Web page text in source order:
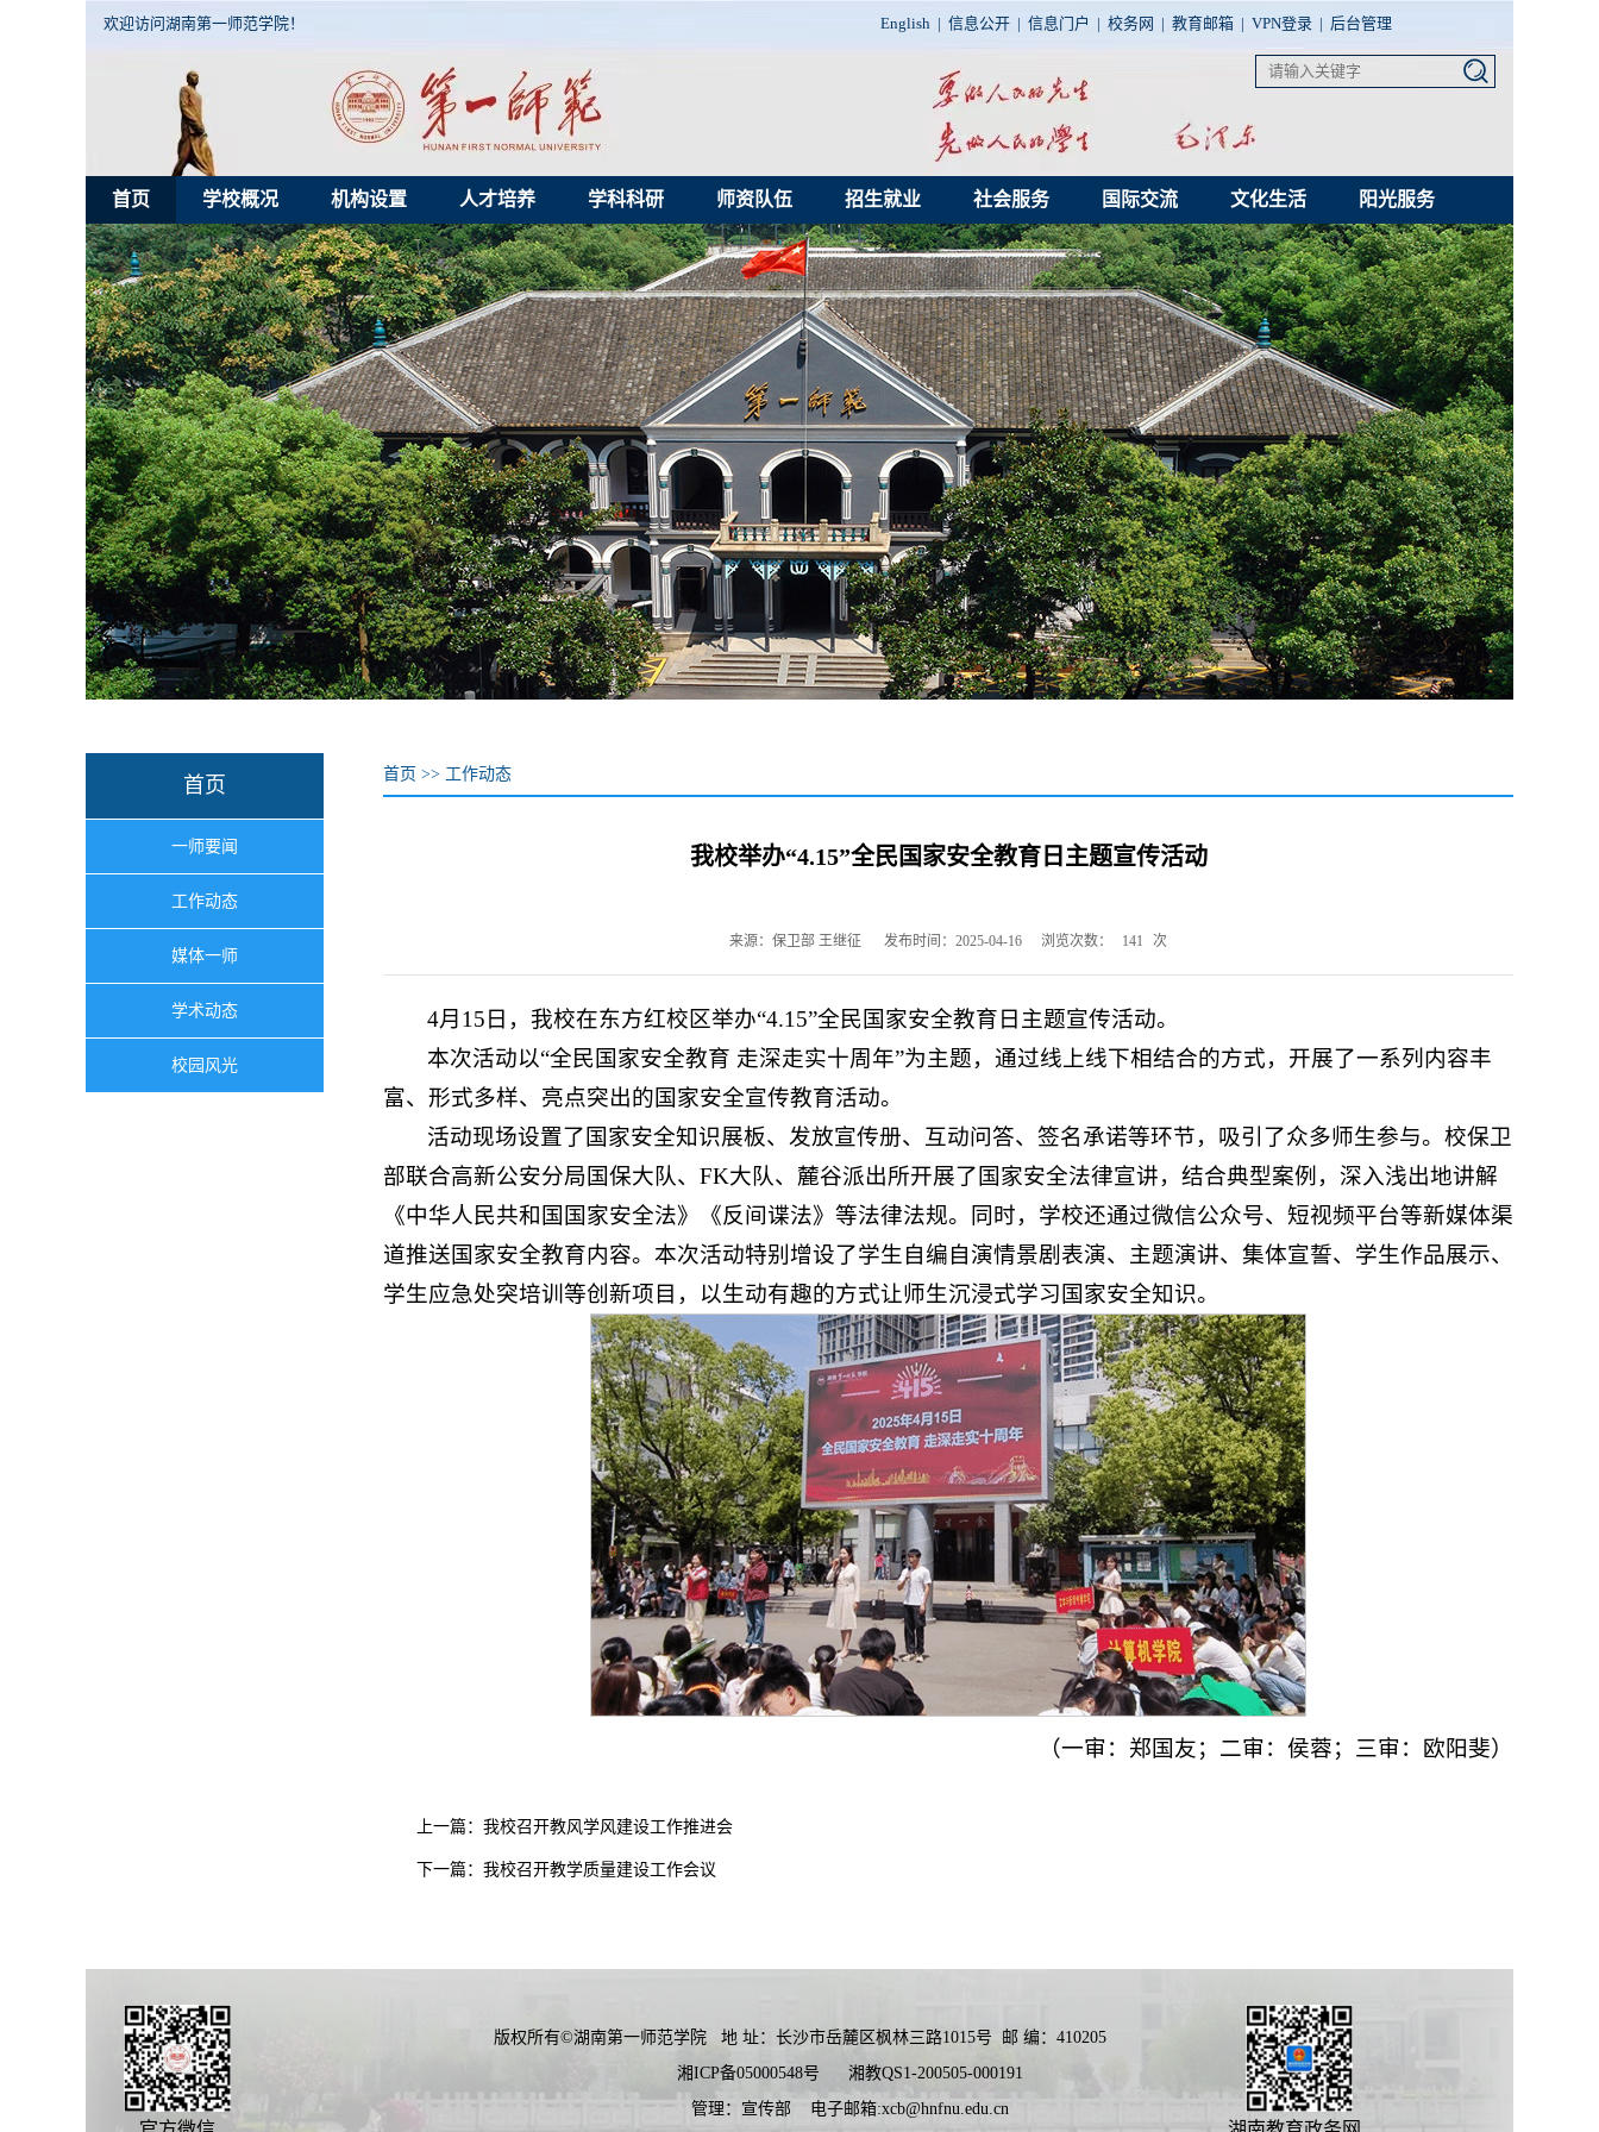
欢迎访问湖南第一师范学院！ English | 信息公开 | 信息门户 | 校务网 | 教育邮箱 | VPN登录 | 后台管理
首页 学校概况 机构设置 人才培养 学科科研 师资队伍 招生就业 社会服务 国际交流 文化生活 阳光服务
首页
一师要闻
工作动态
媒体一师
学术动态
校园风光
首页 >> 工作动态
我校举办“4.15”全民国家安全教育日主题宣传活动
来源：保卫部 王继征 发布时间：2025-04-16 浏览次数： 141 次
4月15日，我校在东方红校区举办“4.15”全民国家安全教育日主题宣传活动。
本次活动以“全民国家安全教育 走深走实十周年”为主题，通过线上线下相结合的方式，开展了一系列内容丰
富、形式多样、亮点突出的国家安全宣传教育活动。
活动现场设置了国家安全知识展板、发放宣传册、互动问答、签名承诺等环节，吸引了众多师生参与。校保卫
部联合高新公安分局国保大队、FK大队、麓谷派出所开展了国家安全法律宣讲，结合典型案例，深入浅出地讲解
《中华人民共和国 国家安全法》《反间谍法》等法律法规。同时，学校还通过微信公众号、短视频平台等新媒体渠
道推送国家安全教育内容。本次活动特别增设了学生自编自演情景剧表演、主题演讲、集体宣誓、学生作品展示、
学生应急处突培训等创新项目，以生动有趣的方式让师生沉浸式学习国家安全知识。
（一审：郑国友；二审：侯蓉；三审：欧阳斐）
上一篇： 我校召开教风学风建设工作推进会
下一篇： 我校召开教学质量建设工作会议
版权所有©湖南第一师范学院 地 址：长沙市岳麓区枫林三路1015号 邮 编：410205
湘ICP备05000548号
湘教QS1-200505-000191
管理：宣传部 电子邮箱:xcb@hnfnu.edu.cn